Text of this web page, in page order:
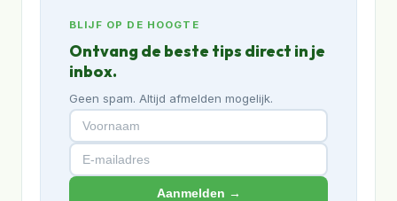
BLIJF OP DE HOOGTE
Ontvang de beste tips direct in je
inbox.
Geen spam. Altijd afmelden mogelijk.
Aanmelden →